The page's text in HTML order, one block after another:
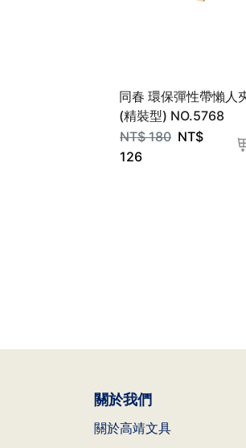
同春 環保彈性帶懶人
(精裝型) NO.5768
NT$180 NT$
126
關於我們
關於高靖文具